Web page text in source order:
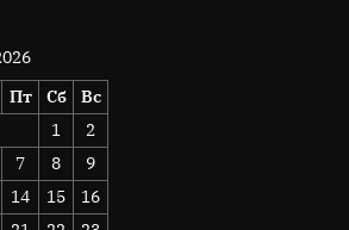
Пт Сб
Вс
1
2
7 8
9
14 15
16